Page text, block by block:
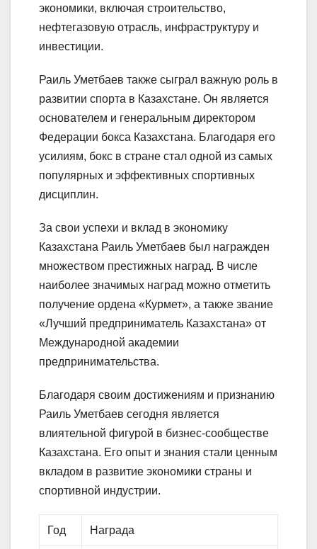
экономики, включая строительство,
нефтегазовую отрасль, инфраструктуру и
инвестиции.
Раиль Уметбаев также сыграл важную роль в
развитии спорта в Казахстане. Он является
основателем и генеральным директором
Федерации бокса Казахстана. Благодаря его
усилиям, бокс в стране стал одной из самых
популярных и эффективных спортивных
дисциплин.
За свои успехи и вклад в экономику
Казахстана Раиль Уметбаев был награжден
множеством престижных наград. В числе
наиболее значимых наград можно отметить
получение ордена «Курмет», а также звание
«Лучший предприниматель Казахстана» от
Международной академии
предпринимательства.
Благодаря своим достижениям и признанию
Раиль Уметбаев сегодня является
влиятельной фигурой в бизнес-сообществе
Казахстана. Его опыт и знания стали ценным
вкладом в развитие экономики страны и
спортивной индустрии.
Год Награда